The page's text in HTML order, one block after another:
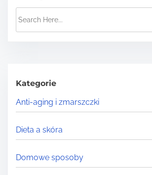
h
H
e
r
e
.
.
Kategorie
Anti-aging i zmarszczki
Dieta a skóra
Domowe sposoby